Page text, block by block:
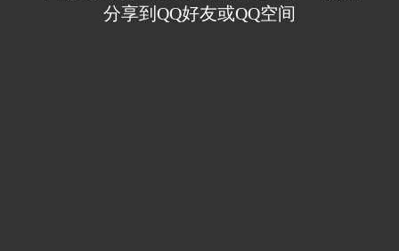
分享到QQ好友或QQ空间